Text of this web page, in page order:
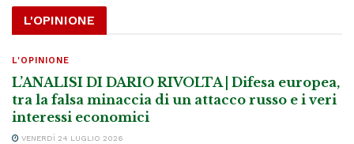
L'OPINIONE
L'OPINIONE
L’ANALISI DI DARIO RIVOLTA | Difesa europea,
tra la falsa minaccia di un attacco russo e i veri
interessi economici
VENERDÌ 24 LUGLIO 2026